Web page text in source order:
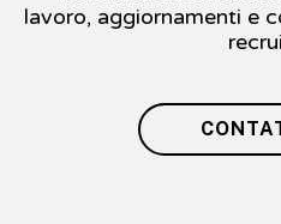
lavoro, aggiornamenti e